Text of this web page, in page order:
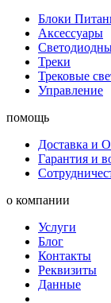
Блоки
Аксессуары
Треки
Трековые
Управление
помощь
Доставка и
Гарантия и
о компании
Услуги
Блог
Контакты
Реквизиты
Данные